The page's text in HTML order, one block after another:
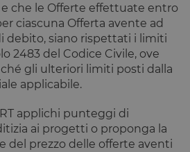
che le Offerte effettuate entro
ciascuna Offerta avente ad
debito, siano rispettati i limiti
2483 del Codice Civile, ove
gli ulteriori limiti posti dalla
applicabile.
applichi punteggi di
ai progetti o proponga la
del prezzo delle offerte aventi